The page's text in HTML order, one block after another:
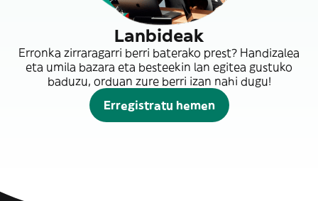
Lanbideak
Erronka zirraragarri berri baterako prest? Handizalea
eta umila bazara eta besteekin lan egitea gustuko
baduzu, orduan zure berri izan nahi dugu!
Erregistratu hemen